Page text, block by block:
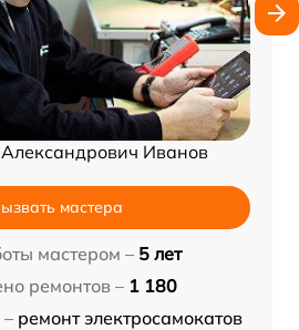
Иванов
мастера
мастером – 5 лет
ремонтов – 1 180
ремонт электросамокатов